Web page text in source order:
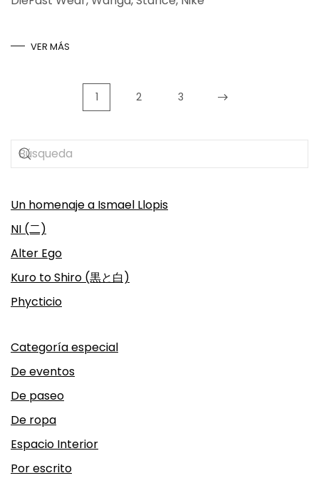
VER MÁS
1 2 3
Un homenaje a Ismael Llopis
NI (二)
Alter Ego
Kuro to Shiro (黒と白)
Phycticio
Categoría especial
De eventos
De paseo
De ropa
Espacio Interior
Por escrito